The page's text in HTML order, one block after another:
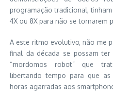
programação tradicional,
4X ou 8X para não se tornarem
A este ritmo evolutivo, não me
final da década se possam
“mordomos robot” que
libertando tempo para que as
horas agarradas aos